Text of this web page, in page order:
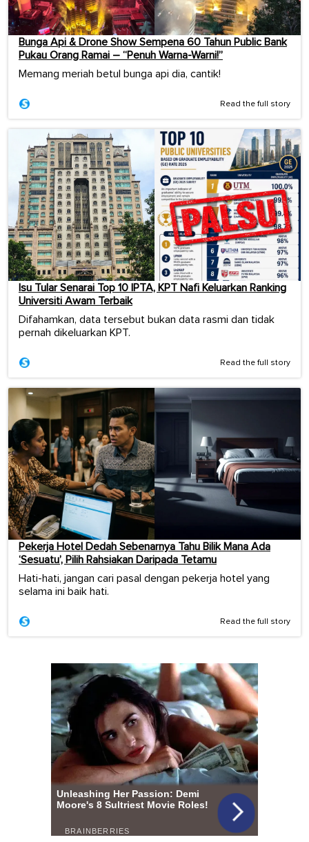
Bunga Api & Drone Show Sempena 60 Tahun Public Bank
Pukau Orang Ramai – “Penuh Warna-Warni!”
Memang meriah betul bunga api dia, cantik!
Read the full story
Isu Tular Senarai Top 10 IPTA, KPT Nafi Keluarkan Ranking
Universiti Awam Terbaik
Difahamkan, data tersebut bukan data rasmi dan tidak
pernah dikeluarkan KPT.
Read the full story
Pekerja Hotel Dedah Sebenarnya Tahu Bilik Mana Ada
‘Sesuatu’, Pilih Rahsiakan Daripada Tetamu
Hati-hati, jangan cari pasal dengan pekerja hotel yang
selama ini baik hati.
Read the full story